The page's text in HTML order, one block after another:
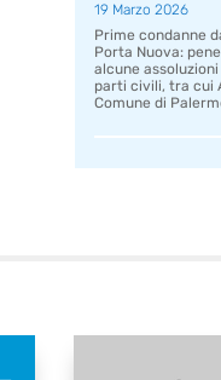
19 Marzo 2026
Prime condanne
Porta Nuova:
alcune
parti civili, tra cui
Comune di